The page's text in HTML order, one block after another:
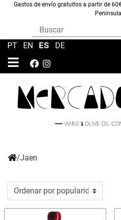
Gastos de envío gratuitos a partir de
PT EN ES DE
/Jaen